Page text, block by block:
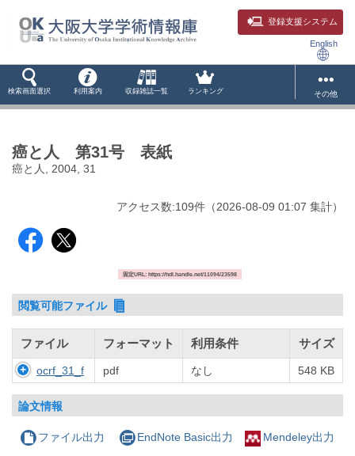
登録支援システム
English
検索画面選択 利用案内 収録雑誌一覧 ランキング その他
癌と人 第31号 表紙
癌と人, 2004, 31
アクセス数:109件 （2026-08-09 01:07 集計）
固定URL: https://hdl.handle.net/11094/23598
閲覧可能ファイル
ファイル フォーマット 利用条件 サイズ
ocrf_31_f pdf なし 548 KB
論文情報
ファイル出力 EndNote Basic出力 Mendeley出力